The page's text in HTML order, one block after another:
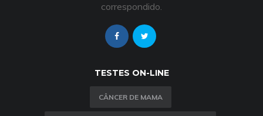
correspondido.
TESTES ON-LINE
CÂNCER DE MAMA